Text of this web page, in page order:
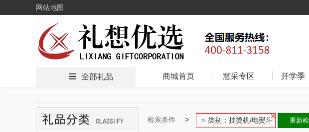
网站地图
全部礼品 商城首页 慧采专区 开学季
检索条件 类别：挂烫机/电熨斗 重新